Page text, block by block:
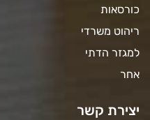
כורסאות
ריהוט משרדי
למגזר הדתי
אחר
יצירת קשר